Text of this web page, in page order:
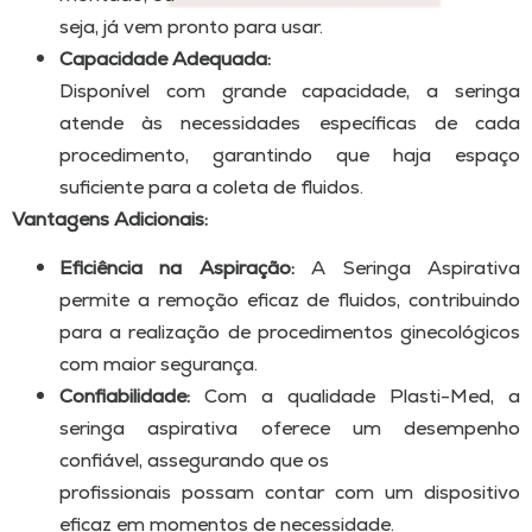
seja, já vem pronto para usar.
Capacidade Adequada:
Disponível com grande capacidade, a seringa
atende às necessidades específicas de cada
procedimento, garantindo que haja espaço
suficiente para a coleta de fluidos.
Vantagens Adicionais:
Eficiência na Aspiração:A Seringa Aspirativa
permite a remoção eficaz de fluidos, contribuindo
para a realização de procedimentos ginecológicos
com maior segurança.
Confiabilidade: Com a qualidade Plasti-Med, a
seringa aspirativa oferece um desempenho
confiável, assegurando que os
profissionais possam contar com um dispositivo
eficaz em momentos de necessidade.